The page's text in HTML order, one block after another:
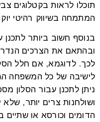
תוכלו לראות בקטלוגים
המתמחה בשיווק רהיטי
בנוסף חשוב ביותר
ובהתאם את הצרכים
לכך. לדוגמא, אם חלל
לישיבה של כל המשפחה
ניתן לתכנן עבור הסלון
ושולחנות צרים יותר, שלא
הדומים וכורסא או שתיים